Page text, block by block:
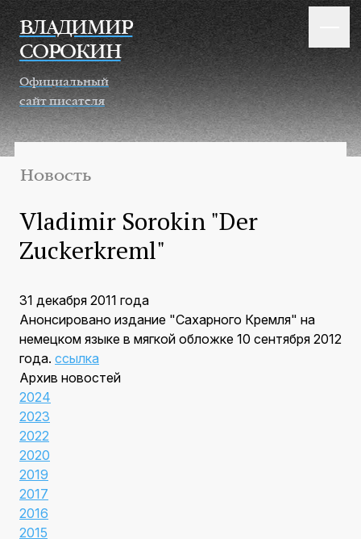
Перейти к основному содержанию
ВЛАДИМИР
СОРОКИН
Официальный
сайт писателя
Новость
Vladimir Sorokin "Der
Zuckerkreml"
31 декабря 2011 года
Анонсировано издание "Сахарного Кремля" на
немецком языке в мягкой обложке 10 сентября 2012
года. ссылка
Архив новостей
2024
2023
2022
2020
2019
2017
2016
2015